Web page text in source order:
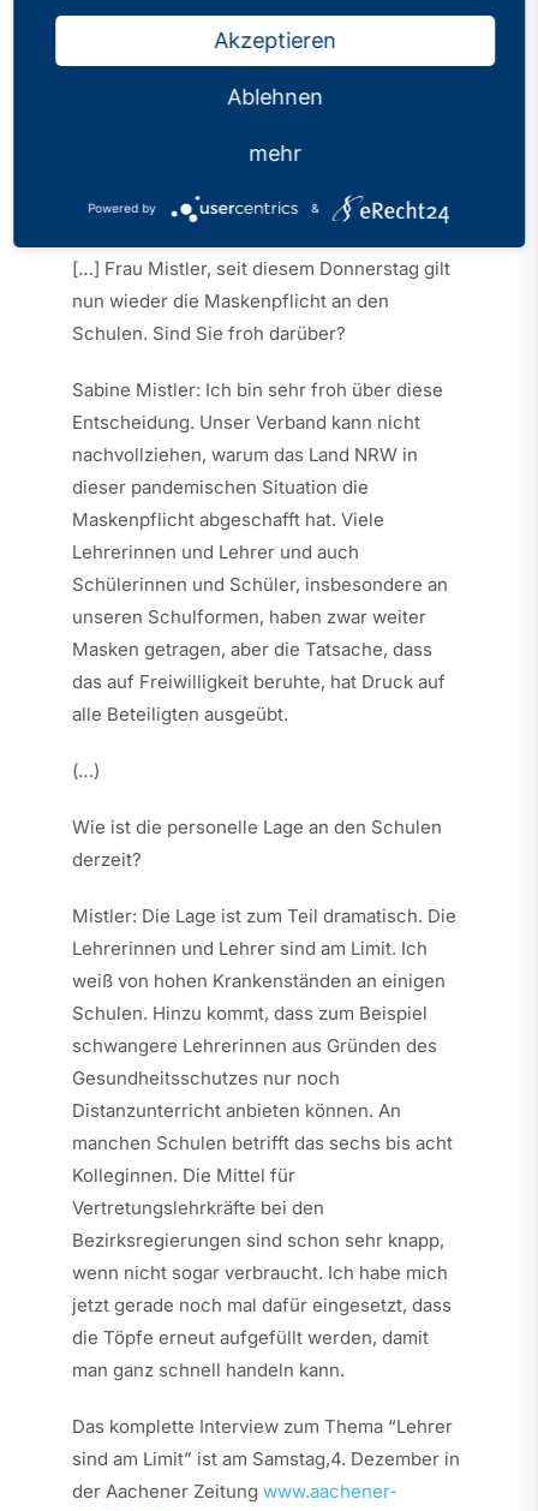
„Viele Lehrkräfte sind
Veröffentlicht: 04.12.2021
[…] Frau Mistler, seit diesem Donnerstag gilt
nun wieder die Maskenpflicht an den
Schulen. Sind Sie froh darüber?
Sabine Mistler: Ich bin sehr froh über diese
Entscheidung. Unser Verband kann nicht
nachvollziehen, warum das Land NRW in
dieser pandemischen Situation die
Maskenpflicht abgeschafft hat. Viele
Lehrerinnen und Lehrer und auch
Schülerinnen und Schüler, insbesondere an
unseren Schulformen, haben zwar weiter
Masken getragen, aber die Tatsache, dass
das auf Freiwilligkeit beruhte, hat Druck auf
alle Beteiligten ausgeübt.
(…)
Wie ist die personelle Lage an den Schulen
derzeit?
Mistler: Die Lage ist zum Teil dramatisch. Die
Lehrerinnen und Lehrer sind am Limit. Ich
weiß von hohen Krankenständen an einigen
Schulen. Hinzu kommt, dass zum Beispiel
schwangere Lehrerinnen aus Gründen des
Gesundheitsschutzes nur noch
Distanzunterricht anbieten können. An
manchen Schulen betrifft das sechs bis acht
Kolleginnen. Die Mittel für
Vertretungslehrkräfte bei den
Bezirksregierungen sind schon sehr knapp,
wenn nicht sogar verbraucht. Ich habe mich
jetzt gerade noch mal dafür eingesetzt, dass
die Töpfe erneut aufgefüllt werden, damit
man ganz schnell handeln kann.
Das komplette Interview zum Thema “Lehrer
sind am Limit” ist am Samstag,4. Dezember in
der Aachener Zeitung www.aachener-
Akzeptieren
Ablehnen
mehr
Powered by &